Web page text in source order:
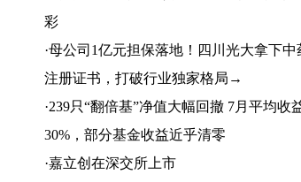
彩
·母公司1亿元担保落地！四川光大拿下中
注册证书，打破行业独家格局→
·239只“翻倍基”净值大幅回撤 7月平均收
30%，部分基金收益近乎清零
·嘉立创在深交所上市